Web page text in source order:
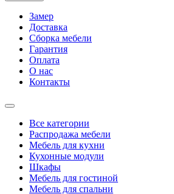
Замер
Доставка
Сборка мебели
Гарантия
Оплата
О нас
Контакты
Все категории
Распродажа мебели
Мебель для кухни
Кухонные модули
Шкафы
Мебель для гостиной
Мебель для спальни